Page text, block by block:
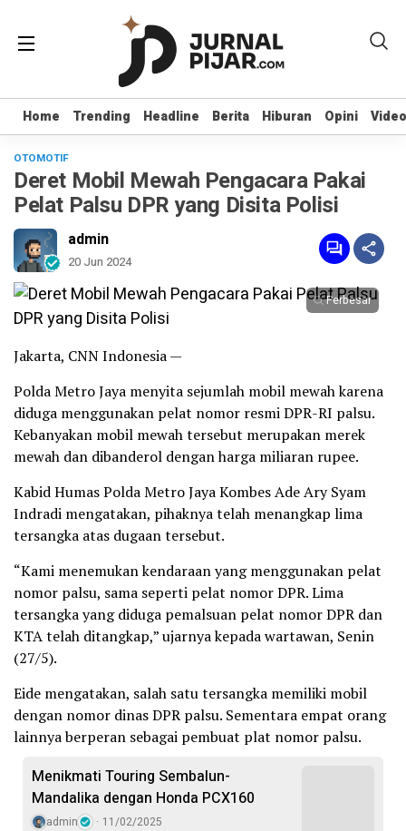
Home Trending Headline Berita Hiburan Opini Video
Home Trending Headline Berita Hiburan Opini Video
OTOMOTIF
Deret Mobil Mewah Pengacara Pakai
Pelat Palsu DPR yang Disita Polisi
admin
20 Jun 2024
Perbesar
Jakarta, CNN Indonesia —
Polda Metro Jaya menyita sejumlah mobil mewah karena
diduga menggunakan pelat nomor resmi DPR-RI palsu.
Kebanyakan mobil mewah tersebut merupakan merek
mewah dan dibanderol dengan harga miliaran rupee.​
Kabid Humas Polda Metro Jaya Kombes Ade Ary Syam
Indradi mengatakan, pihaknya telah menangkap lima
tersangka atas dugaan tersebut.
“Kami menemukan kendaraan yang menggunakan pelat
nomor palsu, sama seperti pelat nomor DPR. Lima
tersangka yang diduga pemalsuan pelat nomor DPR dan
KTA telah ditangkap,” ujarnya kepada wartawan, Senin
(27/5).
Eide mengatakan, salah satu tersangka memiliki mobil
dengan nomor dinas DPR palsu. Sementara empat orang
lainnya berperan sebagai pembuat plat nomor palsu.
Menikmati Touring Sembalun-
Mandalika dengan Honda PCX160
admin 11/02/2025